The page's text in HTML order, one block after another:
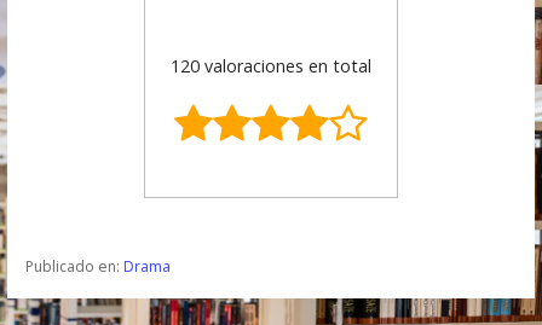
120 valoraciones en total
Publicado en: Drama